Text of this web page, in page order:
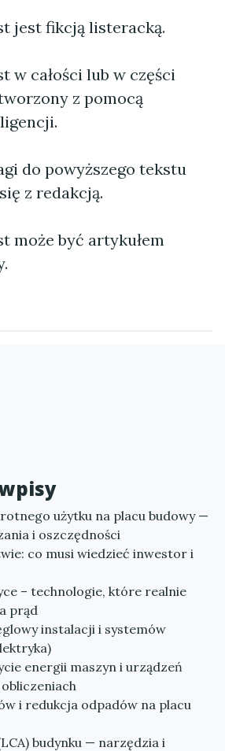
jest fikcją listeracką.
w całości lub w części
z pomocą
do powyższego tekstu
z redakcją.
może być artykułem
użytku na placu budowy —
i oszczędności
co musi wiedzieć inwestor i
– technologie, które realnie
prąd
instalacji i systemów
energii maszyn i urządzeń
i redukcja odpadów na placu
budynku — narzędzia i